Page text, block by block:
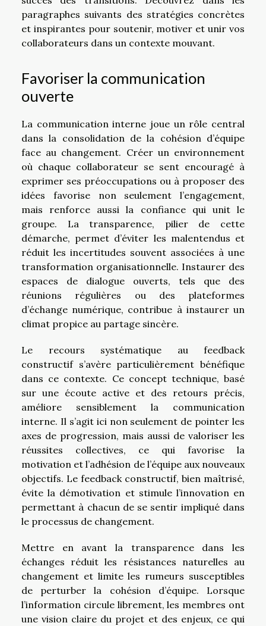
paragraphes suivants des stratégies concrètes
et inspirantes pour soutenir, motiver et unir vos
collaborateurs dans un contexte mouvant.
Favoriser la communication
ouverte
La communication interne joue un rôle central
dans la consolidation de la cohésion d’équipe
face au changement. Créer un environnement
où chaque collaborateur se sent encouragé à
exprimer ses préoccupations ou à proposer des
idées favorise non seulement l’engagement,
mais renforce aussi la confiance qui unit le
groupe. La transparence, pilier de cette
démarche, permet d’éviter les malentendus et
réduit les incertitudes souvent associées à une
transformation organisationnelle. Instaurer des
espaces de dialogue ouverts, tels que des
réunions régulières ou des plateformes
d’échange numérique, contribue à instaurer un
climat propice au partage sincère.
Le recours systématique au feedback
constructif s’avère particulièrement bénéfique
dans ce contexte. Ce concept technique, basé
sur une écoute active et des retours précis,
améliore sensiblement la communication
interne. Il s’agit ici non seulement de pointer les
axes de progression, mais aussi de valoriser les
réussites collectives, ce qui favorise la
motivation et l’adhésion de l’équipe aux nouveaux
objectifs. Le feedback constructif, bien maîtrisé,
évite la démotivation et stimule l’innovation en
permettant à chacun de se sentir impliqué dans
le processus de changement.
Mettre en avant la transparence dans les
échanges réduit les résistances naturelles au
changement et limite les rumeurs susceptibles
de perturber la cohésion d’équipe. Lorsque
l’information circule librement, les membres ont
une vision claire du projet et des enjeux, ce qui